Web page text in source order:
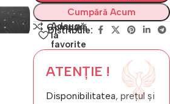
Cumpără Acum
Compară
Adaugă
la
favorite
Distribuie:
ATENȚIE !
Disponibilitatea, prețul și